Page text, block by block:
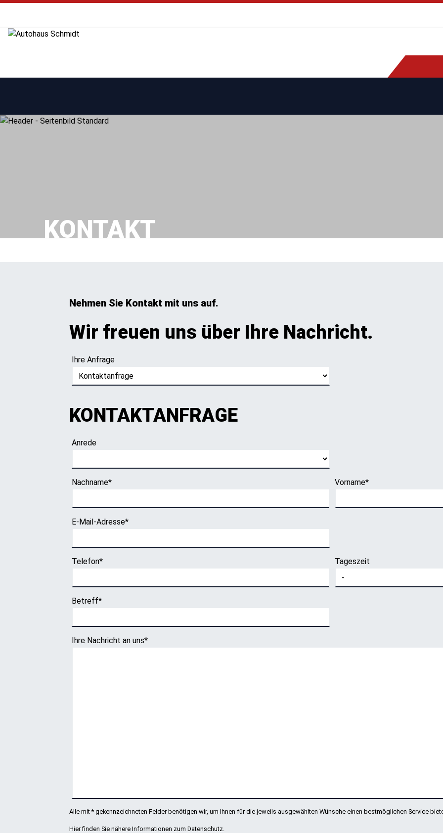
KONTAKT
Nehmen Sie Kontakt mit uns auf.
Wir freuen uns über Ihre Nachricht.
Ihre Anfrage
KONTAKTANFRAGE
Anrede
Nachname* Vorname*
E-Mail-Adresse*
Telefon* Tageszeit
Betreff*
Ihre Nachricht an uns*
Alle mit * gekennzeichneten Felder benötigen wir, um Ihnen für die jeweils ausgewählten Wünsche einen bestmöglichen Service
Hier finden Sie nähere Informationen zum Datenschutz.